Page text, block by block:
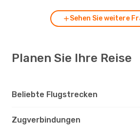
Sehen Sie weitere
Planen Sie Ihre Reise
Beliebte Flugstrecken
Zugverbindungen